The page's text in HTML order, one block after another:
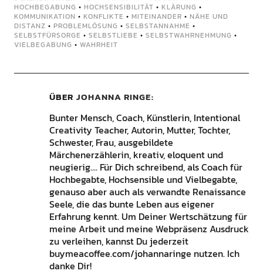
HOCHBEGABUNG • HOCHSENSIBILITÄT • KLÄRUNG •
KOMMUNIKATION • KONFLIKTE • MITEINANDER • NÄHE UND
DISTANZ • PROBLEMLÖSUNG • SELBSTANNAHME •
SELBSTFÜRSORGE • SELBSTLIEBE • SELBSTWAHRNEHMUNG •
VIELBEGABUNG • WAHRHEIT
ÜBER JOHANNA RINGE
Bunter Mensch, Coach, Künstlerin, Intentional
Creativity Teacher, Autorin, Mutter, Tochter,
Schwester, Frau, ausgebildete
Märchenerzählerin, kreativ, eloquent und
neugierig.... Für Dich schreibend, als Coach für
Hochbegabte, Hochsensible und Vielbegabte,
genauso aber auch als verwandte Renaissance
Seele, die das bunte Leben aus eigener
Erfahrung kennt. Um Deiner Wertschätzung für
meine Arbeit und meine Webpräsenz Ausdruck
zu verleihen, kannst Du jederzeit
buymeacoffee.com/johannaringe nutzen. Ich
danke Dir!